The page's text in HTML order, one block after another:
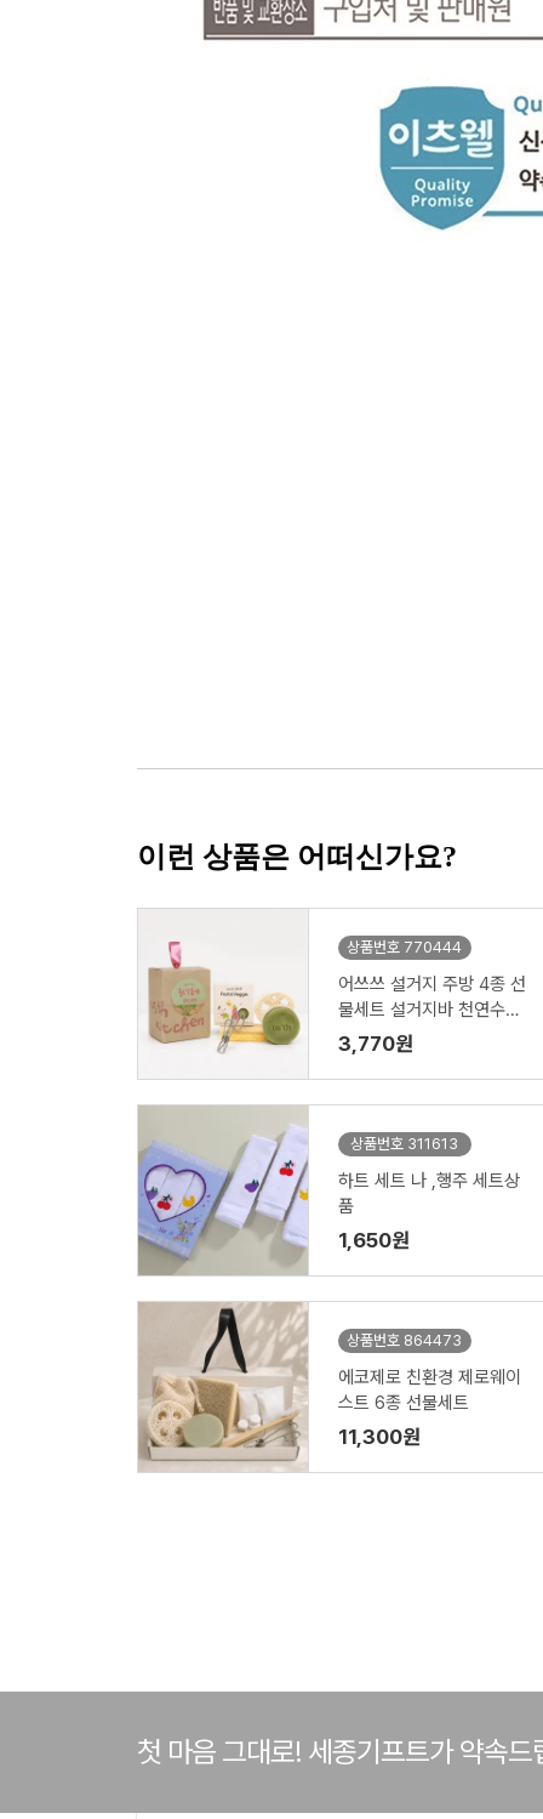
이런 상품은 어떠신가요?
상품번호 770444
어쓰쓰 설거지 주방 4종 선
물세트 설거지바 천연수세
미 제로웨이스트키트
3,770원
상품번호 311613
하트 세트 나 ,행주 세트상
품
1,650원
상품번호 864473
에코제로 친환경 제로웨이
스트 6종 선물세트
11,300원
첫 마음 그대로! 세종기프트가 약속드